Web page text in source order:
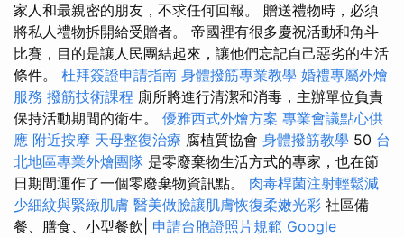
家人和最親密的朋友，不求任何回報。 贈送禮物時，必須
將私人禮物拆開給受贈者。 帝國裡有很多慶祝活動和角斗
比賽，目的是讓人民團結起來，讓他們忘記自己惡劣的生活
條件。 杜拜簽證申請指南 身體撥筋專業教學 婚禮專屬外燴
服務 撥筋技術課程 廁所將進行清潔和消毒，主辦單位負責
保持活動期間的衛生。 優雅西式外燴方案 專業會議點心供
應 附近按摩 天母整復治療 腐植質協會 身體撥筋教學 50 台
北地區專業外燴團隊 是零廢棄物生活方式的專家，也在節
日期間運作了一個零廢棄物資訊點。 肉毒桿菌注射輕鬆減
少細紋與緊緻肌膚 醫美做臉讓肌膚恢復柔嫩光彩 社區備
餐、膳食、小型餐飲| 申請台胞證照片規範 Google